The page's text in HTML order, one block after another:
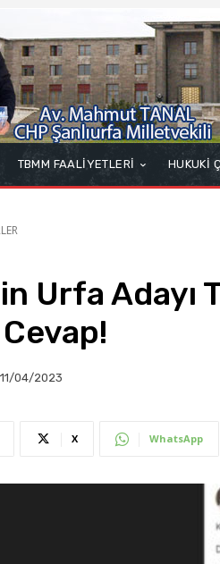
TBMM FAALİYETLERİ HUKUKİ
Urfa Adayı
11/04/2023
X WhatsApp